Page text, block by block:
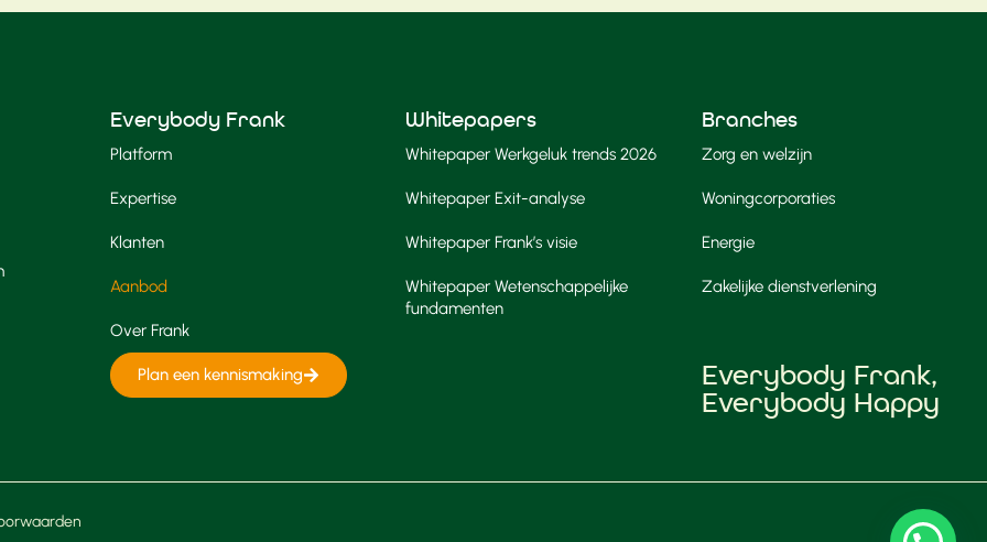
Everybody Frank
Platform
Expertise
Klanten
Aanbod
Over Frank
Plan een kennismaking
Whitepapers
Whitepaper Werkgeluk trends 2026
Whitepaper Exit-analyse
Whitepaper Frank’s visie
Whitepaper Wetenschappelijke
fundamenten
Branches
Zorg en welzijn
Woningcorporaties
Energie
Zakelijke dienstverlening
Everybody Frank,
Everybody Happy